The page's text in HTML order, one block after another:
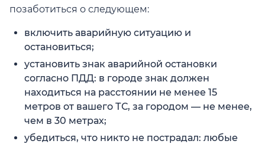
позаботиться о следующем:
включить аварийную ситуацию и
остановиться;
установить знак аварийной остановки
согласно ПДД: в городе знак должен
находиться на расстоянии не менее 15
метров от вашего ТС, за городом — не менее,
чем в 30 метрах;
убедиться, что никто не пострадал: любые